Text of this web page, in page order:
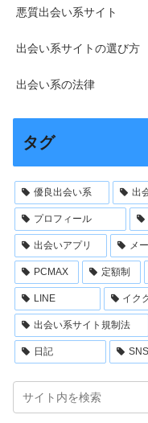
悪質出会い系サイト
出会い系サイトの選び方
出会い系の法律
タグ
優良出会い系 出
プロフィール
出会いアプリ メ
PCMAX 定額制
LINE イク
出会い系サイト規制法
日記 SNS